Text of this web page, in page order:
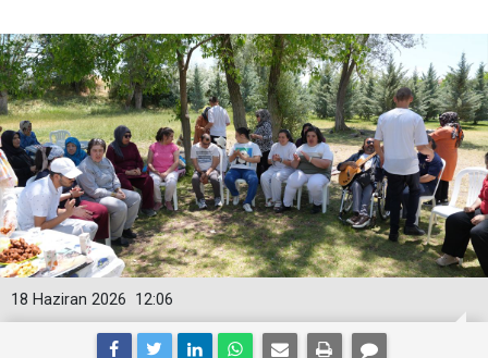
12:06
18 Haziran 2026